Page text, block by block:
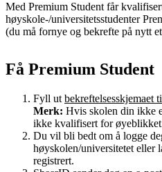
Med Premium Student får
høyskole-/universitetsstudenter
(du må fornye og bekrefte på nytt
Få Premium Student
Fyll ut bekreftelsesskjemaet
Merk: Hvis skolen din ikke
ikke kvalifisert for
Du vil bli bedt om å logge
høyskolen/universitetet eller
registrert.